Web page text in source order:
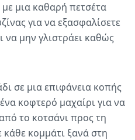
μια καθαρή πετσέτα
για να εξασφαλίσετε
να μην γλιστράει καθώς
σε μια επιφάνεια κοπής
κοφτερό μαχαίρι για να
το κοτσάνι προς τη
κομμάτι ξανά στη